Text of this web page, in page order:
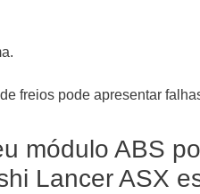
freios pode apresentar
módulo ABS
Lancer ASX